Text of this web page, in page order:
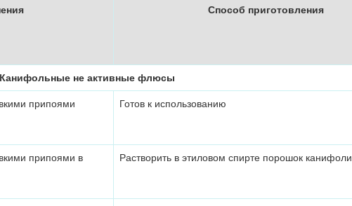
Способ приготовления
Канифольные не активные флюсы
припоями Готов к использованию
припоями в
Растворить в этиловом спирте порошок канифоли